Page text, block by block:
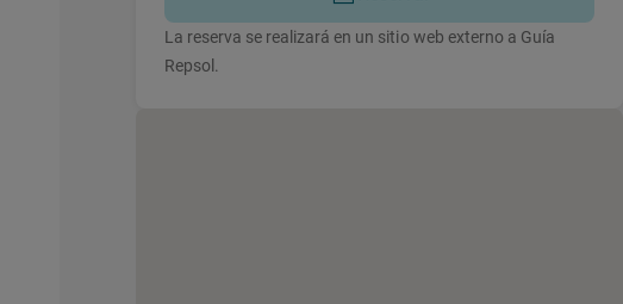
La reserva se realizará en un sitio web externo a Guía
Repsol.